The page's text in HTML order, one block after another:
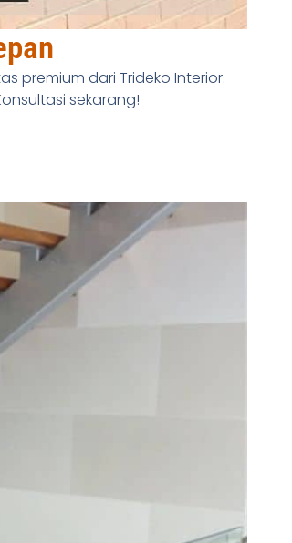
premium dari Trideko Interior.
sekarang!